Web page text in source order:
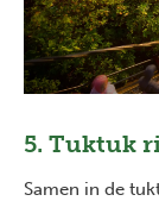
5. Tuktuk
Samen in de